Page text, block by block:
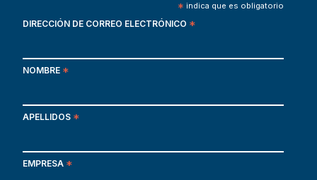
* indica que es obligatorio
DIRECCIÓN DE CORREO ELECTRÓNICO *
NOMBRE *
APELLIDOS *
EMPRESA *